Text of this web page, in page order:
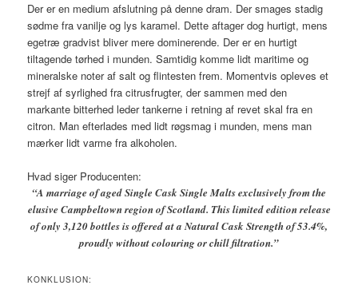
Der er en medium afslutning på denne dram. Der smages stadig
sødme fra vanilje og lys karamel. Dette aftager dog hurtigt, mens
egetræ gradvist bliver mere dominerende. Der er en hurtigt
tiltagende tørhed i munden. Samtidig komme lidt maritime og
mineralske noter af salt og flintesten frem. Momentvis opleves et
strejf af syrlighed fra citrusfrugter, der sammen med den
markante bitterhed leder tankerne i retning af revet skal fra en
citron. Man efterlades med lidt røgsmag i munden, mens man
mærker lidt varme fra alkoholen.
Hvad siger Producenten:
“A marriage of aged Single Cask Single Malts exclusively from the
elusive Campbeltown region of Scotland. This limited edition release
of only 3,120 bottles is offered at a Natural Cask Strength of 53.4%,
proudly without colouring or chill filtration.”
KONKLUSION: